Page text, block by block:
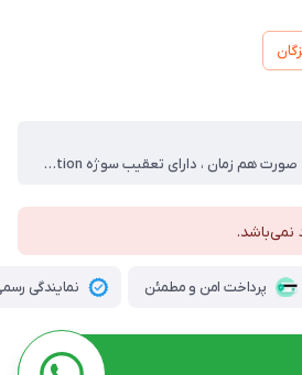
قابلین ضبط صدا و تصویر به صورت هم زمان ، دارای تعقیب سوژه Motion Detection ، پشتیبانی رم تا 128 گیگابایت ، امکان اتصال چندین کاربر به دوربین ، پشتیبانی از اندروید و ios ، دارای میکروفن و بلندگو ، کیفیت 3 مگاپیکسل ، قابلیت تشخیص حرکت ، نرم افزار: V380 ، کیفیت تصویر: 3mp (1536p) ، لنز: ۲.۸MM ، ظرفیت ساپورت مموری: 128 گیگابایت ، انتقال تصویر بر روی موبایل: دارد ، پرژکتور : دارد ، دید در شب: وارم لایت رنگی
پرداخت امن و مطمئن نمایندگی